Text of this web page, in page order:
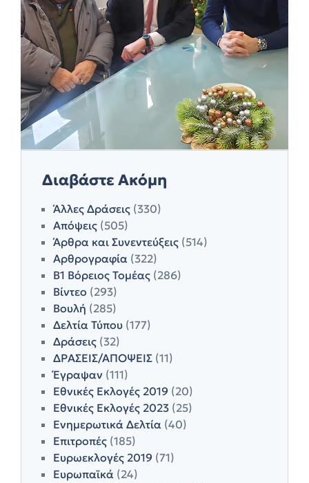
Διαβάστε Ακόμη
Άλλες Δράσεις (330)
Απόψεις (505)
Άρθρα και Συνεντεύξεις (514)
Αρθρογραφία (322)
Β1 Βόρειος Τομέας (286)
Βίντεο (293)
Βουλή (285)
Δελτία Τύπου (177)
Δράσεις (32)
ΔΡΑΣΕΙΣ/ΑΠΟΨΕΙΣ (11)
Έγραψαν (111)
Εθνικές Εκλογές 2019 (20)
Εθνικές Εκλογές 2023 (25)
Ενημερωτικά Δελτία (40)
Επιτροπές (185)
Ευρωεκλογές 2019 (71)
Ευρωπαϊκά (24)